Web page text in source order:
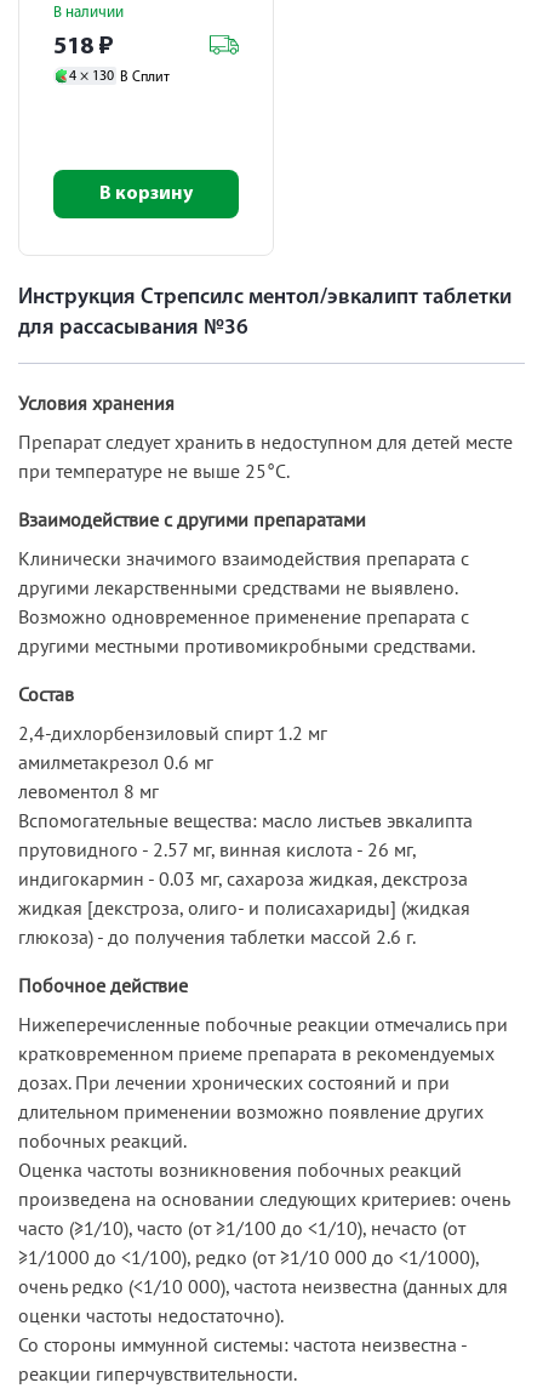
В наличии
518 ₽
4 × 130 В Сплит
В корзину
Инструкция Стрепсилс ментол/эвкалипт таблетки
для рассасывания №36
Условия хранения
Препарат следует хранить в недоступном для детей месте
при температуре не выше 25°С.
Взаимодействие с другими препаратами
Клинически значимого взаимодействия препарата с
другими лекарственными средствами не выявлено.
Возможно одновременное применение препарата с
другими местными противомикробными средствами.
Состав
2,4-дихлорбензиловый спирт 1.2 мг
амилметакрезол 0.6 мг
левоментол 8 мг
Вспомогательные вещества: масло листьев эвкалипта
прутовидного - 2.57 мг, винная кислота - 26 мг,
индигокармин - 0.03 мг, сахароза жидкая, декстроза
жидкая [декстроза, олиго- и полисахариды] (жидкая
глюкоза) - до получения таблетки массой 2.6 г.
Побочное действие
Нижеперечисленные побочные реакции отмечались при
кратковременном приеме препарата в рекомендуемых
дозах. При лечении хронических состояний и при
длительном применении возможно появление других
побочных реакций.
Оценка частоты возникновения побочных реакций
произведена на основании следующих критериев: очень
часто (≥1/10), часто (от ≥1/100 до <1/10), нечасто (от
≥1/1000 до <1/100), редко (от ≥1/10 000 до <1/1000),
очень редко (<1/10 000), частота неизвестна (данных для
оценки частоты недостаточно).
Со стороны иммунной системы: частота неизвестна -
реакции гиперчувствительности.